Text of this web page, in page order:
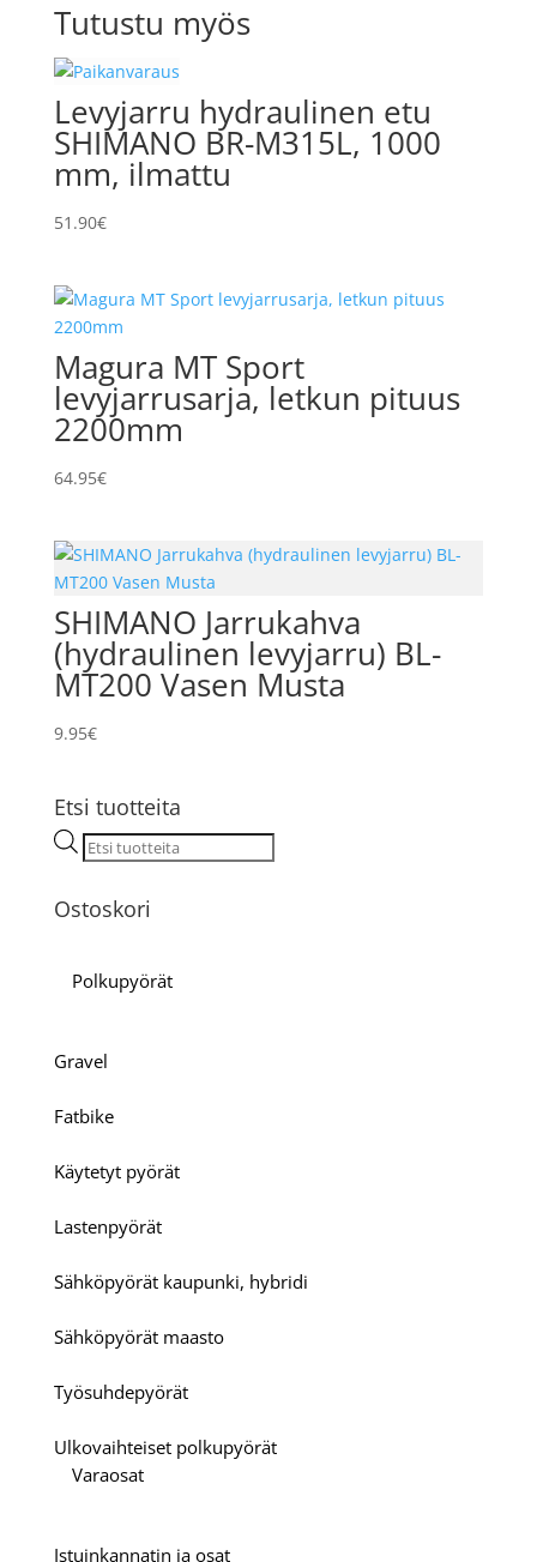
Tutustu myös
Levyjarru hydraulinen etu
SHIMANO BR-M315L, 1000
mm, ilmattu
51.90€
Magura MT Sport
levyjarrusarja, letkun pituus
2200mm
64.95€
SHIMANO Jarrukahva
(hydraulinen levyjarru) BL-
MT200 Vasen Musta
9.95€
Etsi tuotteita
Products
Ostoskori
Polkupyörät
Gravel
Fatbike
Käytetyt pyörät
Lastenpyörät
Sähköpyörät kaupunki, hybridi
Sähköpyörät maasto
Työsuhdepyörät
Ulkovaihteiset polkupyörät
Varaosat
Istuinkannatin ja osat